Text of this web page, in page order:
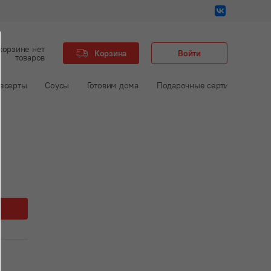
нет
товаров Корзина Войти
Соусы Готовим дома Подарочные сертификаты